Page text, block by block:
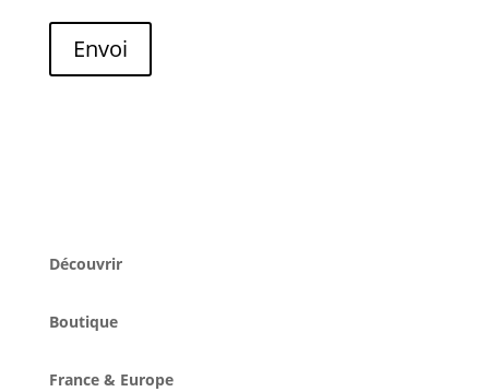
Envoi
Découvrir
Boutique
France & Europe